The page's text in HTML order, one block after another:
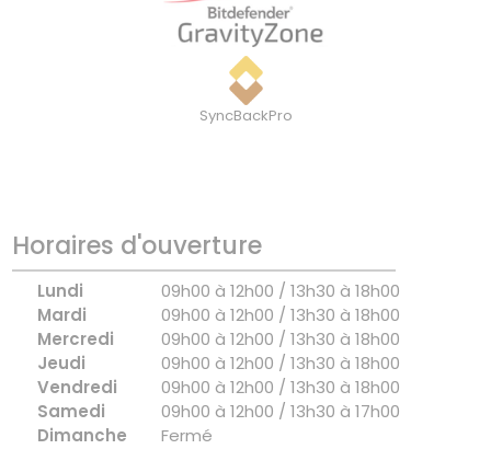
SyncBackPro
Horaires d'ouverture
Lundi
09h00 à 12h00 / 13h30 à 18h00
Mardi
09h00 à 12h00 / 13h30 à 18h00
Mercredi
09h00 à 12h00 / 13h30 à 18h00
Jeudi
09h00 à 12h00 / 13h30 à 18h00
Vendredi
09h00 à 12h00 / 13h30 à 18h00
Samedi
09h00 à 12h00 / 13h30 à 17h00
Dimanche
Fermé